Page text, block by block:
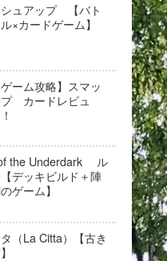
ュアップ 【バト
×カードゲーム】
ゲーム攻略】スマッ
カードレビュ
the Underdark ル
デッキビルド＋陣
ゲーム】
（La Citta）【古き